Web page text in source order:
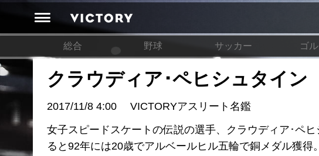
総合 野球 サッカー ゴ
クラウディア･ペヒシュタイン
2017/11/8 4:00
VICTORYアスリート名鑑
女子スピードスケートの伝説の選手、クラウディア･ペ
ると92年には20歳でアルベールヒル五輪で銅メダル獲